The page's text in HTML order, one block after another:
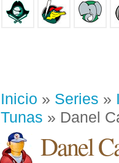
Inicio » Series »
Tunas » Danel
Danel